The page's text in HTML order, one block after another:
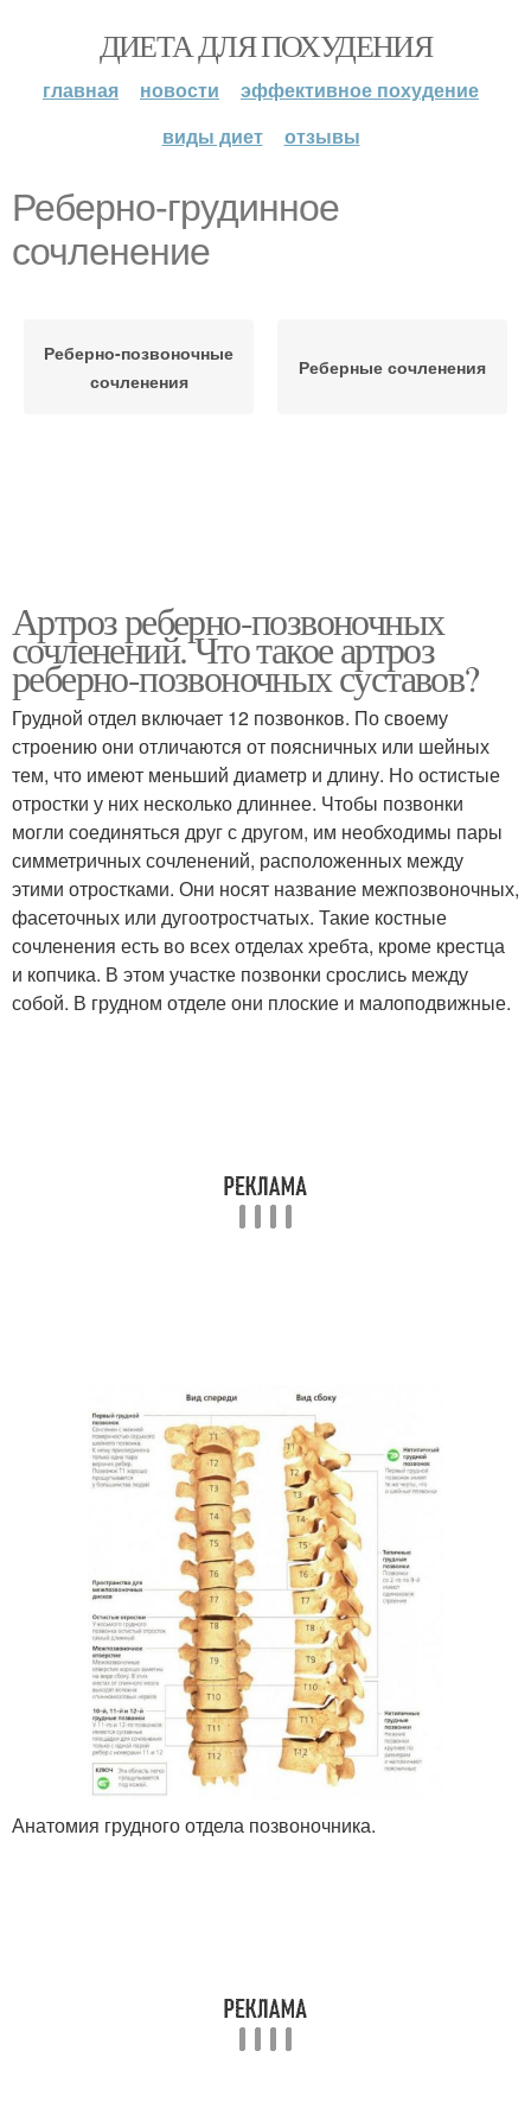
ДИЕТА ДЛЯ ПОХУДЕНИЯ
главная новости
эффективное похудение
виды диет
отзывы
Реберно-грудинное
сочленение
Реберно-позвоночные
сочленения
Реберные сочленения
Артроз реберно-позвоночных
сочленений. Что такое артроз
реберно-позвоночных суставов?
Грудной отдел включает 12 позвонков. По своему
строению они отличаются от поясничных или шейных
тем, что имеют меньший диаметр и длину. Но остистые
отростки у них несколько длиннее. Чтобы позвонки
могли соединяться друг с другом, им необходимы пары
симметричных сочленений, расположенных между
этими отростками. Они носят название межпозвоночных,
фасеточных или дугоотростчатых. Такие костные
сочленения есть во всех отделах хребта, кроме крестца
и копчика. В этом участке позвонки срослись между
собой. В грудном отделе они плоские и малоподвижные.
Анатомия грудного отдела позвоночника.